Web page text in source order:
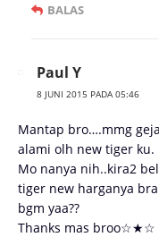
BALAS
Paul Y
8 JUNI 2015 PADA 05:46
Mantap bro….mmg
alami olh new tiger ku.
Mo nanya nih..kira2
tiger new harganya
bgm yaa??
Thanks mas broo☆★☆